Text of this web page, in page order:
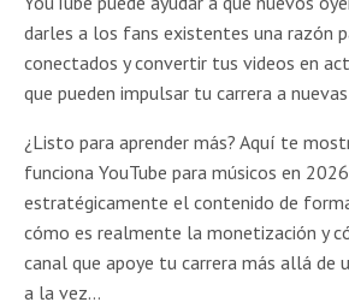
darles a los fans existentes una razón
conectados y convertir tus videos en
que pueden impulsar tu carrera a
¿Listo para aprender más? Aquí te
funciona YouTube para músicos en
estratégicamente el contenido de
cómo es realmente la monetización y
canal que apoye tu carrera más allá de
a la vez…